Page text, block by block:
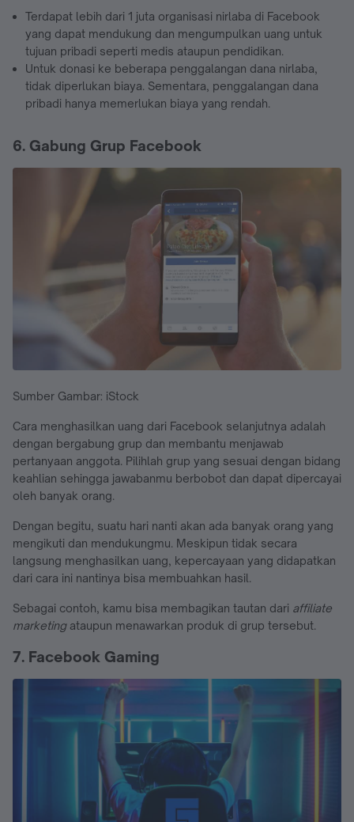
Terdapat lebih dari 1 juta organisasi nirlaba di Facebook
yang dapat mendukung dan mengumpulkan uang untuk
tujuan pribadi seperti medis ataupun pendidikan.
Untuk donasi ke beberapa penggalangan dana nirlaba,
tidak diperlukan biaya. Sementara, penggalangan dana
pribadi hanya memerlukan biaya yang rendah.
6. Gabung Grup Facebook
Sumber Gambar: iStock
Cara menghasilkan uang dari Facebook selanjutnya adalah
dengan bergabung grup dan membantu menjawab
pertanyaan anggota. Pilihlah grup yang sesuai dengan bidang
keahlian sehingga jawabanmu berbobot dan dapat dipercayai
oleh banyak orang.
Dengan begitu, suatu hari nanti akan ada banyak orang yang
mengikuti dan mendukungmu. Meskipun tidak secara
langsung menghasilkan uang, kepercayaan yang didapatkan
dari cara ini nantinya bisa membuahkan hasil.
Sebagai contoh, kamu bisa membagikan tautan dari affiliate
marketingataupun menawarkan produk di grup tersebut.
7. Facebook Gaming